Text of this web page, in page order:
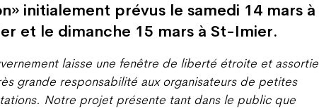
initialement prévus le samedi 14 mars à
et le dimanche 15 mars à St-Imier.
laisse une fenêtre de liberté étroite et assortie
grande responsabilité aux organisateurs de petites
Notre projet présente tant dans le public que